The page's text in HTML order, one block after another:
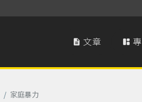
 文章 
/ 家庭暴力